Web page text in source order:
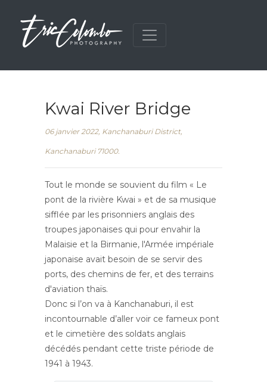
Kwai River Bridge
06 janvier 2022, Kanchanaburi District,
Kanchanaburi 71000.
Tout le monde se souvient du film « Le
pont de la rivière Kwai » et de sa musique
sifflée par les prisonniers anglais des
troupes japonaises qui pour envahir la
Malaisie et la Birmanie, l'Armée impériale
japonaise avait besoin de se servir des
ports, des chemins de fer, et des terrains
d'aviation thaïs.
Donc si l’on va à Kanchanaburi, il est
incontournable d’aller voir ce fameux pont
et le cimetière des soldats anglais
décédés pendant cette triste période de
1941 à 1943.